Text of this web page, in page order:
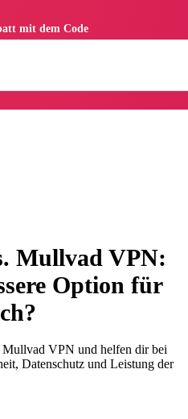
Mullvad VPN:
Option für
VPN und helfen dir bei
Datenschutz und Leistung der